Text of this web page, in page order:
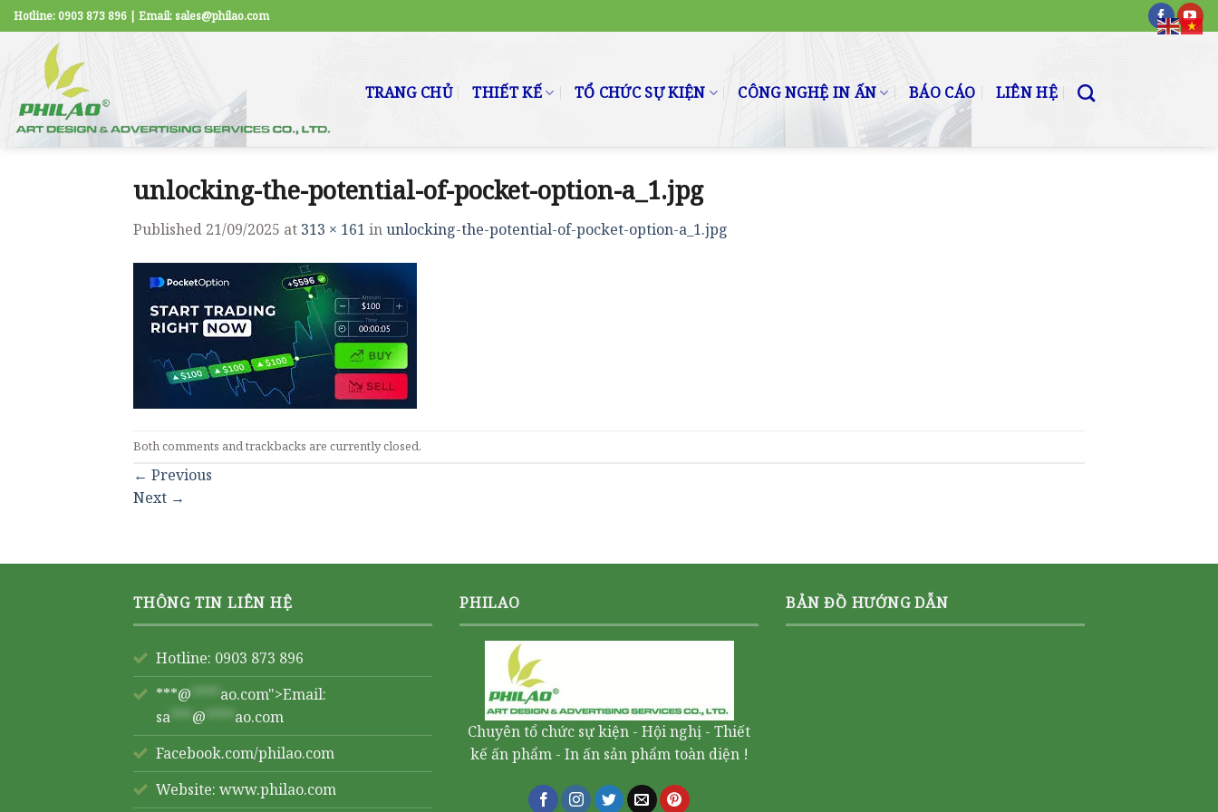
Skip
to
content
Hotline: 0903 873 896 | Email: sales@philao.com
TRANG CHỦ THIẾT KẾ TỔ CHỨC SỰ KIỆN CÔNG NGHỆ IN ẤN BÁO CÁO LIÊN HỆ
unlocking-the-potential-of-pocket-option-a_1.jpg
Published 21/09/2025 at 313 × 161 inunlocking-the-potential-of-pocket-option-a_1.jpg
Both comments and trackbacks are currently closed.
← Previous
Next →
THÔNG TIN LIÊN HỆ
Hotline: 0903 873 896
***@ **** ao.com">Email:
sa *** @ **** ao.com
Facebook.com/philao.com
Website: www.philao.com
PHILAO
Chuyên tổ chức sự kiện - Hội nghị - Thiết
kế ấn phẩm - In ấn sản phẩm toàn diện !
BẢN ĐỒ HƯỚNG DẪN